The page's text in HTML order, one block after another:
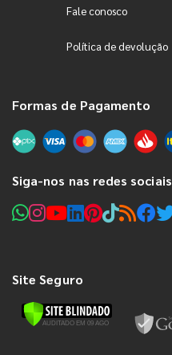
Fale conosco
Política de devolução
Formas de Pagamento
Siga-nos nas redes sociais
Site Seguro